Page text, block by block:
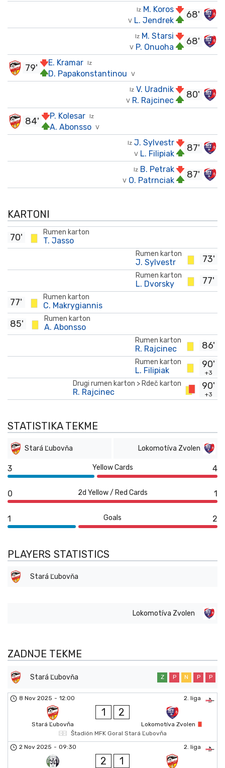
68'
Iz M. Koros
V L. Jendrek
68'
Iz M. Starsi
V P. Onuoha
Iz
E. Kramar
V
D. Papakonstantinou
79'
80'
Iz V. Uradnik
V R. Rajcinec
Iz
P. Kolesar
V
A. Abonsso
84'
87'
Iz J. Sylvestr
V L. Filipiak
87'
Iz B. Petrak
V O. Patrnciak
KARTONI
Rumen karton
T. Jasso
70'
73'
Rumen karton
J. Sylvestr
77'
Rumen karton
L. Dvorsky
Rumen karton
C. Makrygiannis
77'
Rumen karton
A. Abonsso
85'
86'
Rumen karton
R. Rajcinec
90'
+3
Rumen karton
L. Filipiak
90'
+3
Drugi rumen karton > Rdeč karton
R. Rajcinec
STATISTIKA TEKME
Stará Ľubovňa Lokomotíva Zvolen
3 Yellow Cards 4
0 2d Yellow / Red Cards 1
1 Goals 2
PLAYERS STATISTICS
Stará Ľubovňa
Lokomotíva Zvolen
ZADNJE TEKME
Stará Ľubovňa Z P N P P
2. liga
8 Nov 2025 - 12:00
Stará Ľubovňa
1 2
Lokomotíva Zvolen
Štadión MFK Goral Stará Ľubovňa
2. liga
2 Nov 2025 - 09:30
2 1